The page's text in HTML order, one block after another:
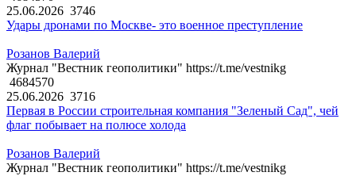
25.06.2026 3746
Удары дронами по Москве- это военное преступление
Розанов Валерий
Журнал "Вестник геополитики" https://t.me/vestnikg
4684570
25.06.2026 3716
Первая в России строительная компания "Зеленый Сад", чей
флаг побывает на полюсе холода
Розанов Валерий
Журнал "Вестник геополитики" https://t.me/vestnikg